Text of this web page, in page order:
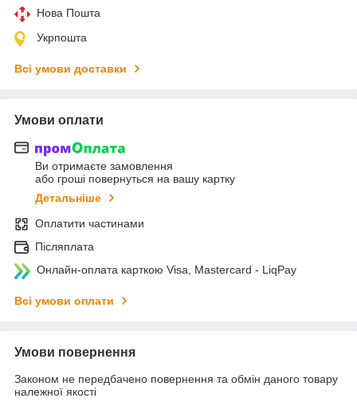
Нова Пошта
Укрпошта
Всі умови доставки
Умови оплати
Ви отримаєте замовлення
або гроші повернуться на вашу картку
Детальніше
Оплатити частинами
Післяплата
Онлайн-оплата карткою Visa, Mastercard - LiqPay
Всі умови оплати
Умови повернення
Законом не передбачено повернення та обмін даного товару
належної якості